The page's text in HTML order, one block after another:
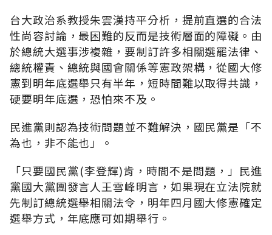
台大政治系教授朱雲漢持平分析，提前直選的合法
性尚容討論，最困難的反而是技術層面的障礙。由
於總統大選事涉複雜，要制訂許多相關選罷法律、
總統權責、總統與國會關係等憲政架構，從國大修
憲到明年底選舉只有半年，短時間難以取得共識，
硬要明年底選，恐怕來不及。
民進黨則認為技術問題並不難解決，國民黨是「不
為也，非不能也」。
「只要國民黨(李登輝)肯，時間不是問題，」民進
黨國大黨團發言人王雪峰明言，如果現在立法院就
先制訂總統選舉相關法令，明年四月國大修憲確定
選舉方式，年底應可如期舉行。